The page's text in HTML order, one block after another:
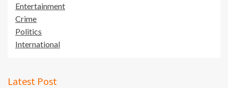
Entertainment
Crime
Politics
International
Latest Post